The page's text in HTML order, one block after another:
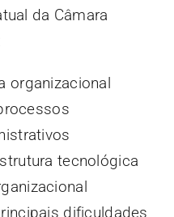
da Câmara
organizacional
tecnológica
dificuldades